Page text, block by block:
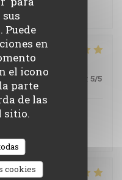
Puede
en
el icono
parte
de las
sitio.
cookies
: 5/5 Calidad / Precio : 5/5
et le